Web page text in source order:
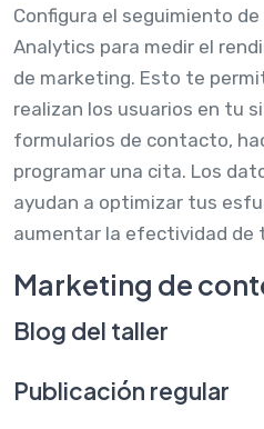
Configura el seguimiento
Analytics para medir el
de marketing. Esto te
realizan los usuarios en tu
formularios de contacto,
programar una cita. Los
ayudan a optimizar tus
aumentar la efectividad de
Marketing de
Blog del taller
Publicación regular